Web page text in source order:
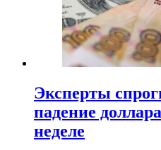
Эксперты
падение
неделе